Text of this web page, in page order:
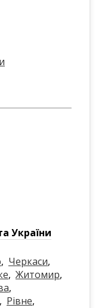
України
, Черкаси,
, Житомир,
,
, Рівне,